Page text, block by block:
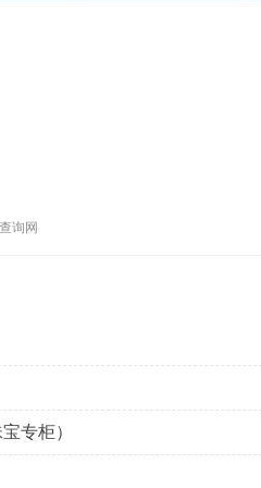
询网
专柜）